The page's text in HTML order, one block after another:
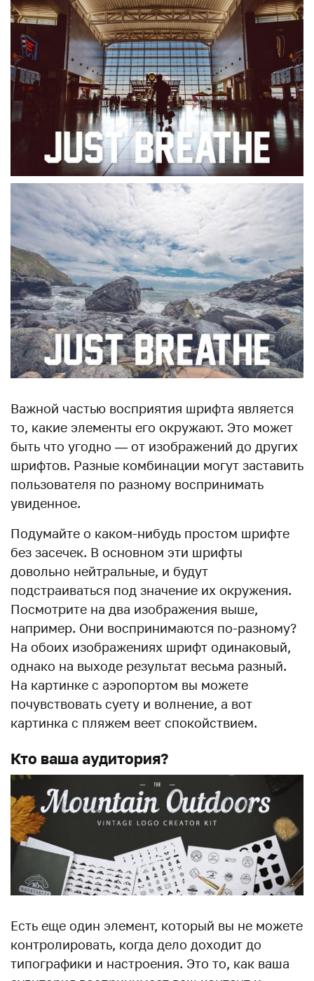
Важной частью восприятия шрифта является
то, какие элементы его окружают. Это может
быть что угодно — от изображений до других
шрифтов. Разные комбинации могут заставить
пользователя по разному воспринимать
увиденное.
Подумайте о каком-нибудь простом шрифте
без засечек. В основном эти шрифты
довольно нейтральные, и будут
подстраиваться под значение их окружения.
Посмотрите на два изображения выше,
например. Они воспринимаются по-разному?
На обоих изображениях шрифт одинаковый,
однако на выходе результат весьма разный.
На картинке с аэропортом вы можете
почувствовать суету и волнение, а вот
картинка с пляжем веет спокойствием.
Кто ваша аудитория?
Есть еще один элемент, который вы не можете
контролировать, когда дело доходит до
типографики и настроения. Это то, как ваша